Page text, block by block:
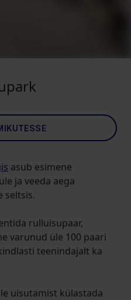
asub esimene
ja veeda aega
seltsis.
rulluisupaar,
varunud üle 100 paari
teenindajalt ka
uisutamist külastada